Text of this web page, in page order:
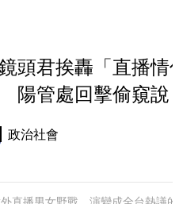
頭君挨轟「直播情
陽管處回擊偷窺說
政治社會